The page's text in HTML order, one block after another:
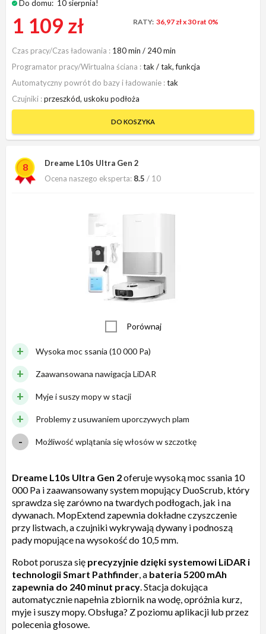
Do domu: 10 sierpnia!
1 109 zł RATY: 36,97 złx 30 rat 0%
Czas pracy/Czas ładowania
180 min / 240 min
Programator pracy/Wirtualna ściana
tak / tak, funkcja
Automatyczny powrót do bazy i ładowanie tak
Czujniki przeszkód, uskoku podłoża
DO KOSZYKA
8
Dreame L10s Ultra Gen 2
Ocena naszego eksperta: 8.5 / 10
Porównaj
Wysoka moc ssania (10 000 Pa)
Zaawansowana nawigacja LiDAR
Myje i suszy mopy w stacji
Problemy z usuwaniem uporczywych plam
Możliwość wplątania się włosów w szczotkę
Dreame L10s Ultra Gen 2oferuje wysoką moc ssania 10
000 Pa i zaawansowany system mopujący DuoScrub, który
sprawdza się zarówno na twardych podłogach, jak i na
dywanach. MopExtend zapewnia dokładne czyszczenie
przy listwach, a czujniki wykrywają dywany i podnoszą
pady mopujące na wysokość do 10,5 mm.
Robot porusza się precyzyjnie dzięki systemowi LiDAR i
technologii Smart Pathfinder, a bateria 5200 mAh
zapewnia do 240 minut pracy. Stacja dokująca
automatycznie napełnia zbiornik na wodę, opróżnia kurz,
myje i suszy mopy. Obsługa? Z poziomu aplikacji lub przez
polecenia głosowe.